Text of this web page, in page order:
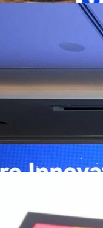
ารสาธารณสุขไทย
แพทย์ในประเทศไทย
ย จัดงาน “Huawei AI+
รวมผู้นำด้านนโยบาย
ะจีน ร่วมขับเคลื่อนอนาคต
ศความร่วมมือครั้งสำคัญเ
ตอร์ จาง ประธานกลุ่มธุรกิ
วามมุ่งมั่นของหัวเว่ยในก
โนโลยี AI ในการยกระดั
ใต้แนวคิด “AI for
ณสุขอย่างรวดเร็ว หัวเ
มร่วมมือระหว่างหัวเว่ยกับ
งเครื่อง New